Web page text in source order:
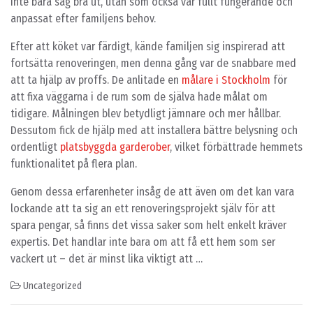
anpassat efter familjens behov.
Efter att köket var färdigt, kände familjen sig inspirerad att
fortsätta renoveringen, men denna gång var de snabbare med
att ta hjälp av proffs. De anlitade en målare i Stockholm för
att fixa väggarna i de rum som de själva hade målat om
tidigare. Målningen blev betydligt jämnare och mer hållbar.
Dessutom fick de hjälp med att installera bättre belysning och
ordentligt platsbyggda garderober, vilket förbättrade hemmets
funktionalitet på flera plan.
Genom dessa erfarenheter insåg de att även om det kan vara
lockande att ta sig an ett renoveringsprojekt själv för att
spara pengar, så finns det vissa saker som helt enkelt kräver
expertis. Det handlar inte bara om att få ett hem som ser
vackert ut – det är minst lika viktigt att …
Uncategorized